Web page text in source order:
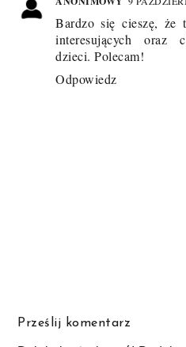
Bardzo się cieszę, że
interesujących oraz
dzieci. Polecam!
Odpowiedz
Prześlij komentarz